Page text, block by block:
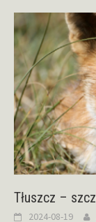
Tłuszcz –
2024-08-19